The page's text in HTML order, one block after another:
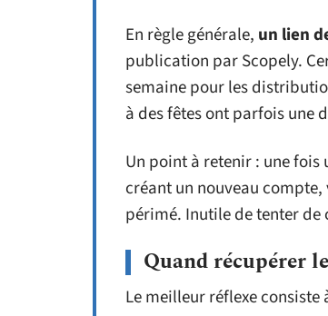
En règle générale, un lien
publication par Scopely.
semaine pour les
à des fêtes ont parfois une
Un point à retenir : une
créant un nouveau
périmé. Inutile de tenter
Quand récupérer
Le meilleur réflexe